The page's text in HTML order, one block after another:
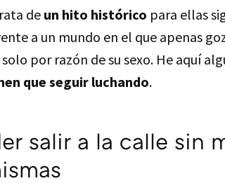
de un hito histórico para ellas
a un mundo en el que apenas
por razón de su sexo. He aquí
que seguir luchando.
salir a la calle sin